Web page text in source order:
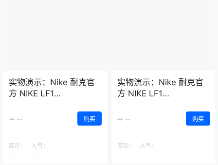
实物演示：Nike 耐克官
方 NIKE LF1
运动鞋 AA1125
￥ -- 购买
库存：
--
人气：
--
实物演示：Nike 耐克官
方 NIKE LF1
运动鞋 AA1125
￥ -- 购买
库存：
--
人气：
--